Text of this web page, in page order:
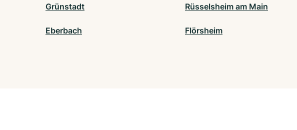
Grünstadt Rüsselsheim am Main
Eberbach Flörsheim